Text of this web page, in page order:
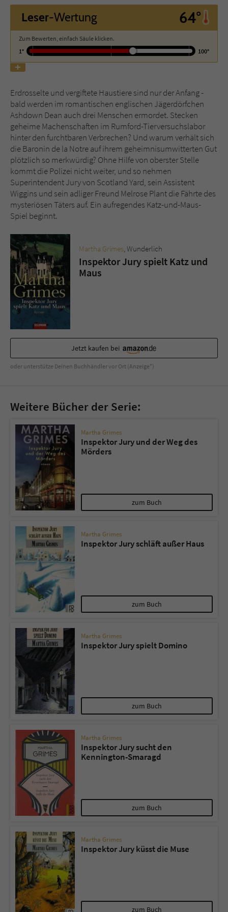
Leser-Wertung 64°
Zum Bewerten, einfach Säule klicken.
1°
100°
Erdrosselte und vergiftete Haustiere sind nur der Anfang -
bald werden im romantischen englischen Jägerdörfchen
Ashdown Dean auch drei Menschen ermordet. Stecken
geheime Machenschaften im Rumford-Tierversuchslabor
hinter den furchtbaren Verbrechen? Und warum verhält sich
die Baronin de la Notre auf ihrem geheimnisumwitterten Gut
plötzlich so merkwürdig? Ohne Hilfe von oberster Stelle
kommt die Polizei nicht weiter, und so nehmen
Superintendent Jury von Scotland Yard, sein Assistent
Wiggins und sein adliger Freund Melrose Plant die Fährte des
mysteriösen Täters auf. Ein aufregendes Katz-und-Maus-
Spiel beginnt.
Martha Grimes, Wunderlich
Inspektor Jury spielt Katz und
Maus
Jetzt kaufen bei
oder unterstütze Deinen Buchhändler vor Ort (Anzeige*)
Weitere Bücher der Serie:
Martha Grimes
Inspektor Jury und der Weg des
Mörders
zum Buch
Martha Grimes
Inspektor Jury schläft außer Haus
zum Buch
Martha Grimes
Inspektor Jury spielt Domino
zum Buch
Martha Grimes
Inspektor Jury sucht den
Kennington-Smaragd
zum Buch
Martha Grimes
Inspektor Jury küsst die Muse
zum Buch
tx_pwcomments_ahash
Anbieter Literatur-Couch Medien GmbH & Co. KG
Laufzeit
Zweck Cookie für Kommentare einzelner Buchtitel
Name fe_typo_user
Anbieter Literatur-Couch Medien GmbH & Co. KG
Laufzeit Session
Zweck
Dieses Cookie gewährleistet die
Kommunikation der Webseite mit dem